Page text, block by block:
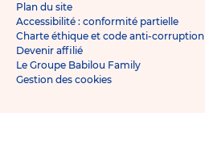
Plan du site
Accessibilité : conformité partielle
Charte éthique et code anti-corruption
Devenir affilié
Le Groupe Babilou Family
Gestion des cookies